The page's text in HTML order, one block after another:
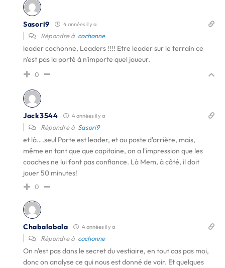
Sasori9 4 années il y a
Répondre à cochonne
leader cochonne, Leaders !!!! Etre leader sur le terrain ce
n'est pas la porté à n'importe quel joueur.
0
Jack3544 4 années il y a
Répondre à Sasori9
et là….seul Porte est leader, et au poste d'arrière, mais,
même en tant que que capitaine, on a l'impression que les
coaches ne lui font pas confiance. Là Mem, à côté, il doit
jouer 50 minutes!
0
Chabalabala 4 années il y a
Répondre à cochonne
On n'est pas dans le secret du vestiaire, en tout cas pas moi,
donc on analyse ce qui nous est donné de voir. Et quelques